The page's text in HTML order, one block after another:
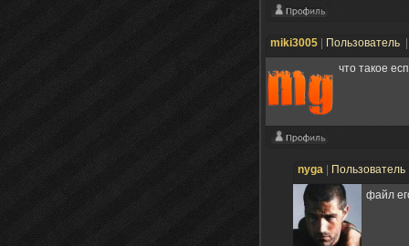
miki3005 Пользователь
что такое есп
nyga Пользователь
файл